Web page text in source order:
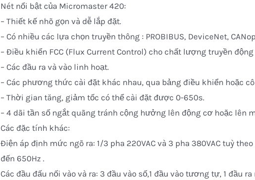
Nét nổi bật của Micromaster 420:
– Thiết kế nhõ gọn và dễ lắp đặt.
– Có nhiều các lựa chọn truyền thông : PROBIBUS, DeviceNet,
– Điều khiển FCC (Flux Current Control) cho chất lượng truyền
– Các đầu ra và vào linh hoạt.
– Các phương thức cài đặt khác nhau, qua bảng điều khiển hoặc
– Thời gian tăng, giảm tốc có thể cài đặt được 0-650s.
– 4 dãi tần số ngắt quãng tránh cộng hưởng lên động cơ hoặc lên
Các đặc tính khác:
Điện áp định mức ngõ ra: 1/3 pha 220VAC và 3 pha 380VAC tuỳ
đến 650Hz .
Các đầu đấu nối vào và ra: 3 đầu vào số,1 đầu vào tương tự, 1 đầu